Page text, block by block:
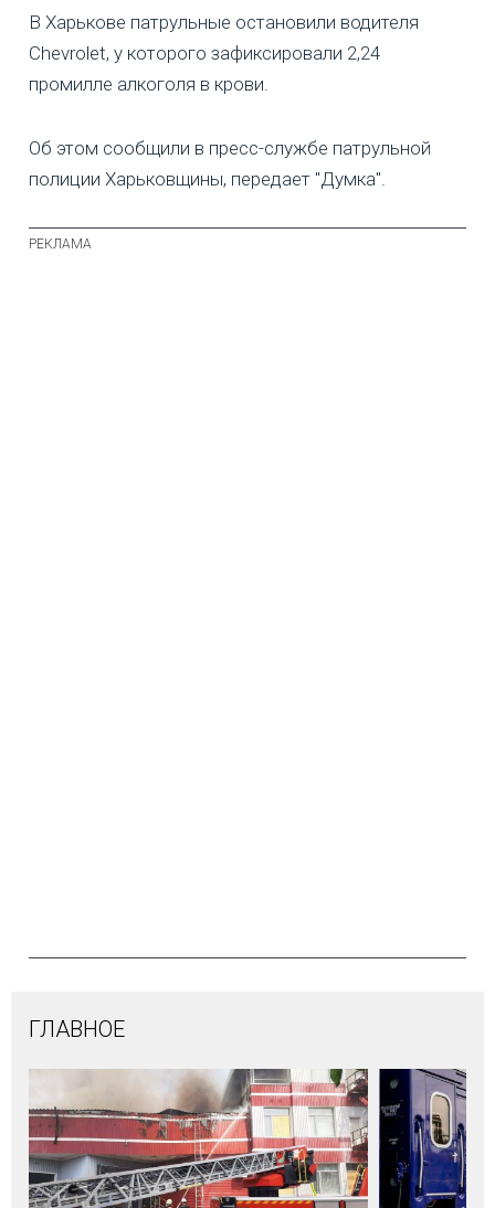
В Харькове патрульные остановили водителя
Chevrolet, у которого зафиксировали 2,24
промилле алкоголя в крови.
Об этом сообщили в пресс-службе патрульной
полиции Харьковщины, передает "Думка".
ГЛАВНОЕ